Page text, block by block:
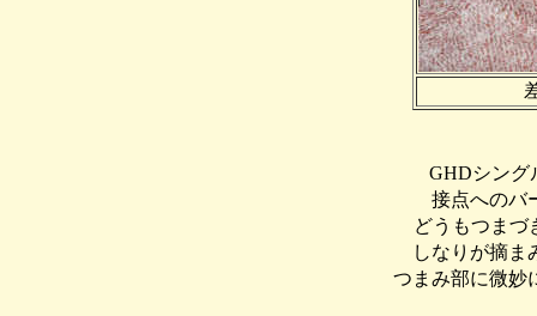
GHDシング
接点へのバ
どうもつまづ
しなりが摘ま
つまみ部に微妙